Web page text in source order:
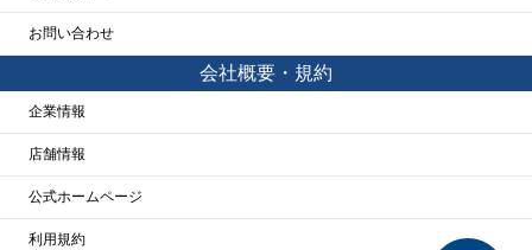
お問い合わせ
会社概要・規約
企業情報
店舗情報
公式ホームページ
利用規約